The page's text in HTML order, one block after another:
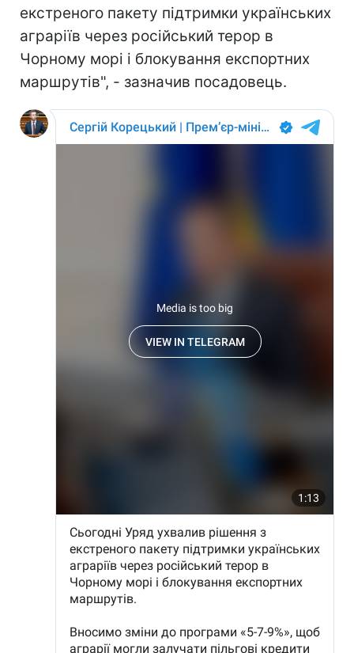
екстреного пакету підтримки українських
аграріїв через російський терор в
Чорному морі і блокування експортних
маршрутів", - зазначив посадовець.